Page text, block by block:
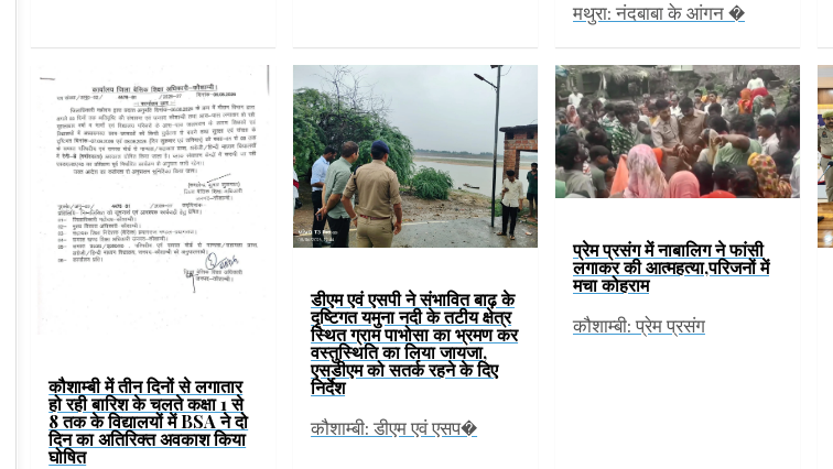
मथुरा: नंदबाबा के आंगन �
कौशाम्बी में तीन दिनों से लगातार
हो रही बारिश के चलते कक्षा 1 से
8 तक के विद्यालयों में BSA ने दो
दिन का अतिरिक्त अवकाश किया
घोषित
डीएम एवं एसपी ने संभावित बाढ़ के
दृष्टिगत यमुना नदी के तटीय क्षेत्र
स्थित ग्राम पाभोसा का भ्रमण कर
वस्तुस्थिति का लिया जायजा,
एसडीएम को सतर्क रहने के दिए
निर्देश
कौशाम्बी: डीएम एवं एसप�
प्रेम प्रसंग में नाबालिग ने फांसी
लगाकर की आत्महत्या,परिजनों में
मचा कोहराम
कौशाम्बी: प्रेम प्रसंग